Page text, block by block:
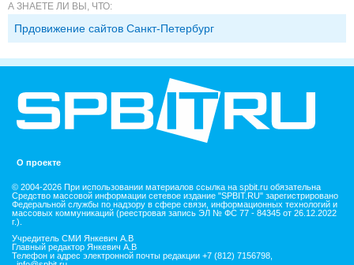
А ЗНАЕТЕ ЛИ ВЫ, ЧТО:
Прдовижение сайтов Санкт-Петербург
О проекте
© 2004-2026 При использовании материалов ссылка на spbit.ru обязательна
Средство массовой информации сетевое издание "SPBIT.RU" зарегистрировано
Федеральной службы по надзору в сфере связи, информационных технологий и
массовых коммуникаций (реестровая запись ЭЛ № ФС 77 - 84345 от 26.12.2022
г.).
Учредитель СМИ Янкевич А.В
Главный редактор Янкевич А.В
Телефон и адрес электронной почты редакции +7 (812) 7156798,